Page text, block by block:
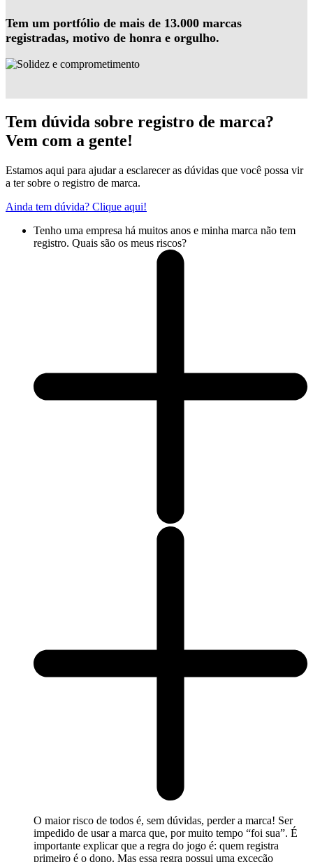
Tem um portfólio de mais de 13.000 marcas
registradas, motivo de honra e orgulho.
Tem dúvida sobre registro de marca?
Vem com a gente!
Estamos aqui para ajudar a esclarecer as dúvidas que você possa vir
a ter sobre o registro de marca.
Ainda tem dúvida? Clique aqui!
Tenho uma empresa há muitos anos e minha marca não tem
registro. Quais são os meus riscos?
O maior risco de todos é, sem dúvidas, perder a marca! Ser
impedido de usar a marca que, por muito tempo “foi sua”. É
importante explicar que a regra do jogo é: quem registra
primeiro é o dono. Mas essa regra possui uma exceção